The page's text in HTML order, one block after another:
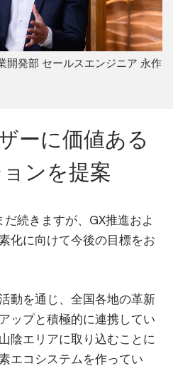
開発部 セールスエンジニア 永作
ーに価値ある
ンを提案
続きますが、GX推進およ
化に向けて今後の目標をお
動を通じ、全国各地の革新
ップと積極的に連携してい
陰エリアに取り込むことに
エコシステムを作ってい